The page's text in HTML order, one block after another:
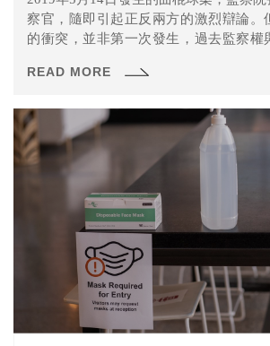
察官，隨即引起正反兩方的激烈辯論。
的衝突，並非第一次發生，過去監察權
READ MORE